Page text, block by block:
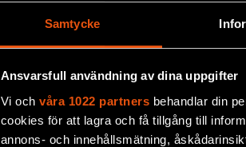
Samtycke
Ansvarsfull användning av dina uppgifter
Vi och våra 1022 partners behandlar din
cookies för att lagra och få tillgång till
annons- och innehållsmätning,